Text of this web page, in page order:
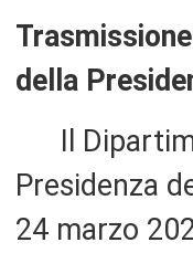
della
Il
Presidenza
24 marzo